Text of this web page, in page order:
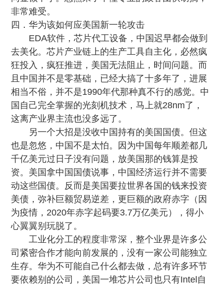
非常难受。
四．华为该如何应美国新一轮攻击
EDA软件，芯片代工设备，中国迟早都会做到
去美化。芯片产业链上的生产工具自主化，必然疯
狂投入，疯狂推进，美国无法阻止，时间问题。而
且中国并不是零基础，已经大搞了十多年了，进展
相当不俗，并不是1990年代那种真不行的感觉。中
国自己完全掌握的光刻机技术，马上就28nm了，
这离产业界主流也没多远了。
另一个大招是没收中国持有的美国国债。但这
也是忽悠，中国不是太怕。因为中国每年顺差都几
千亿美元过日子没有问题，放美国那的钱算是投
资。美国拿中国国债说事，中国经济运行并不需要
动这些国债。反而是美国要拉世界各国的钱来投资
美债，弥补巨额贸易逆差，更巨额的政府赤字（因
为疫情，2020年赤字起码要3.7万亿美元），得小
心翼翼别玩脱了。
工业化分工的程度非常深，整个业界是许多公
司紧密合作才能向前发展的，没有一家公司能独立
生存。华为不可能自己什么都去做，总有许多环节
要依赖别的公司，美国一堆芯片公司也只有Intel自